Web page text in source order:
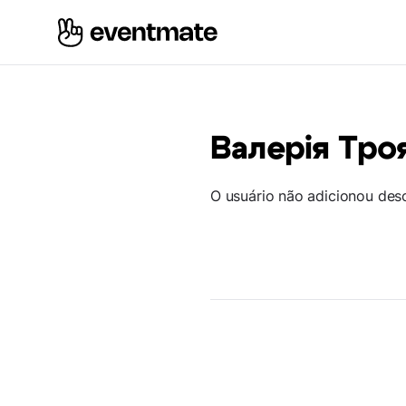
Валерія
O usuário não adicionou